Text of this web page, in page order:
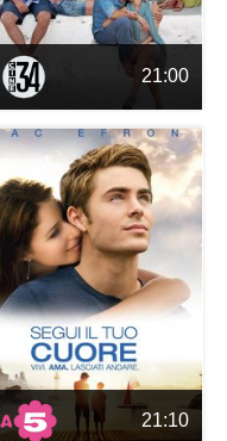
21:00
21:10